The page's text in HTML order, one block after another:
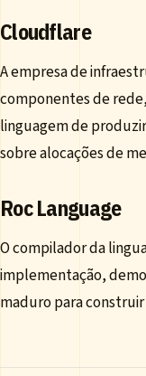
Cloudflare
A empresa de
componentes de
linguagem de
sobre alocações de
Roc Language
O compilador da
implementação,
maduro para